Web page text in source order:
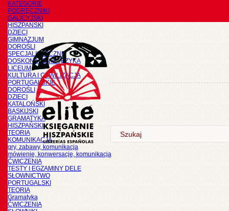
KATEGORIE
PODRĘCZNIKI
GALICYJSKI
HISZPAŃSKI
DZIECI
GIMNAZJUM
DOROŚLI
SPECJALISTYCZNE
DOSKONALENIE JĘZYKA
LICEUM
KULTURA I CYWILIZACJA
PORTUGALSKIE
DOROŚLI
DZIECI
KATALOŃSKI
BASKIJSKI
GRAMATYKA
HISZPAŃSKI
TEORIA
KOMUNIKACJA
gry, zabawy, komunikacja
mówienie, konwersacje, komunikacja
ĆWICZENIA
TESTY I EGZAMINY DELE
SŁOWNICTWO
PORTUGALSKI
TEORIA
Gramatyka
ĆWICZENIA